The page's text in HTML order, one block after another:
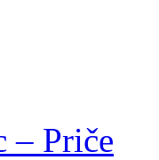
– Priče